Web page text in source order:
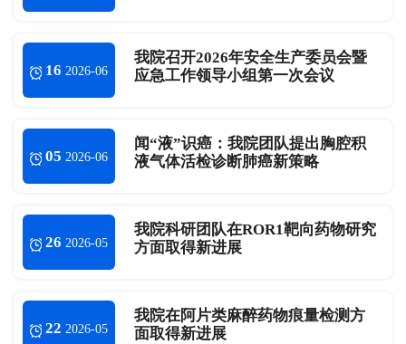
16 2026-06
我院召开2026年安全生产委员会暨
应急工作领导小组第一次会议
05 2026-06
闻“液”识癌：我院团队提出胸腔积
液气体活检诊断肺癌新策略
26 2026-05
我院科研团队在ROR1靶向药物研究
方面取得新进展
22 2026-05
我院在阿片类麻醉药物痕量检测方
面取得新进展